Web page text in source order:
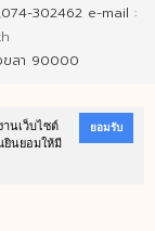
านเว็บไซต์
ยินยอมให้มี
ยอมรับ
302462 e-mail :
ขลา 90000